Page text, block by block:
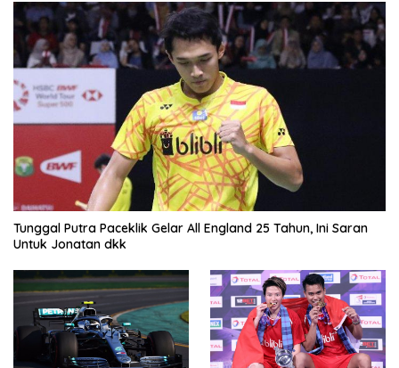
Tunggal Putra Paceklik Gelar All England 25 Tahun, Ini Saran
Untuk Jonatan dkk